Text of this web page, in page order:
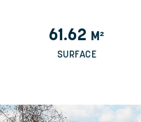
61.62 M²
SURFACE